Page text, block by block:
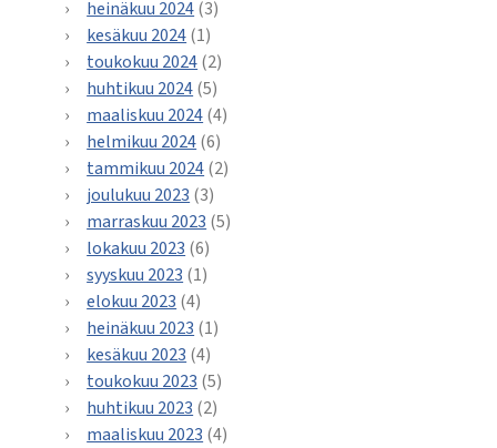
heinäkuu 2024(3)
kesäkuu 2024(1)
toukokuu 2024(2)
huhtikuu 2024(5)
maaliskuu 2024(4)
helmikuu 2024(6)
tammikuu 2024(2)
joulukuu 2023 (3)
marraskuu 2023 (5)
lokakuu 2023 (6)
syyskuu 2023 (1)
elokuu 2023 (4)
heinäkuu 2023 (1)
kesäkuu 2023 (4)
toukokuu 2023 (5)
huhtikuu 2023 (2)
maaliskuu 2023 (4)